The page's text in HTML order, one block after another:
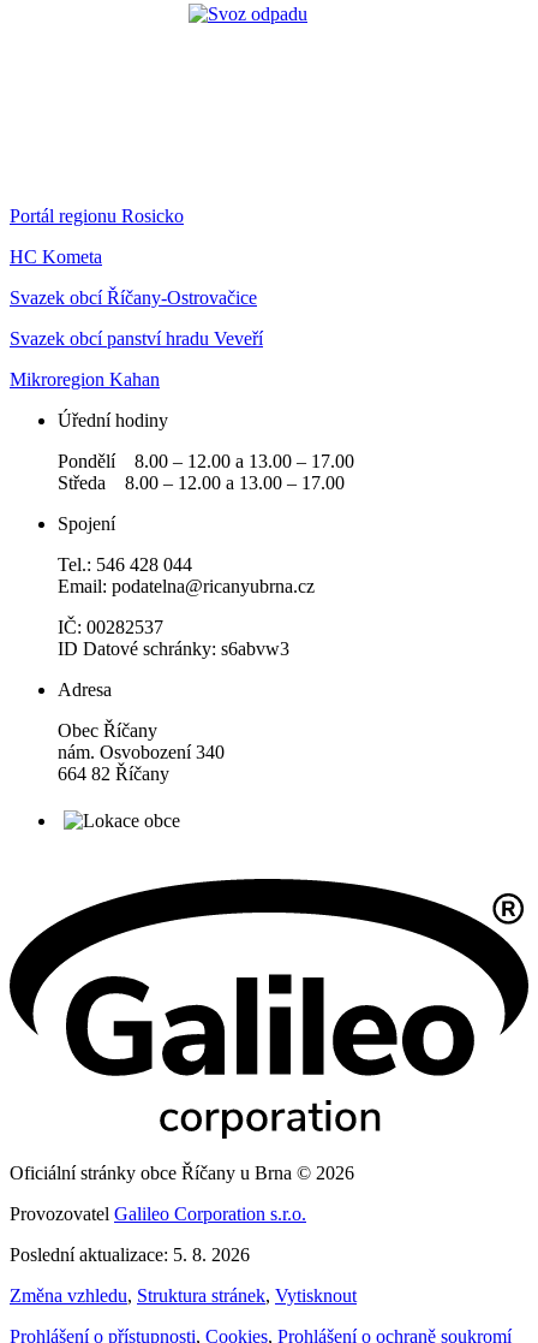
Portál regionu Rosicko
HC Kometa
Svazek obcí Říčany-Ostrovačice
Svazek obcí panství hradu Veveří
Mikroregion Kahan
Úřední hodiny
Pondělí 8.00 – 12.00 a 13.00 – 17.00
Středa 8.00 – 12.00 a 13.00 – 17.00
Spojení
Tel.: 546 428 044
Email: podatelna@ricanyubrna.cz
IČ: 00282537
ID Datové schránky: s6abvw3
Adresa
Obec Říčany
nám. Osvobození 340
664 82 Říčany
Oficiální stránky obce Říčany u Brna © 2026
Provozovatel Galileo Corporation s.r.o.
Poslední aktualizace: 5. 8. 2026
Změna vzhledu, Struktura stránek, Vytisknout
Prohlášení o přístupnosti, Cookies, Prohlášení o ochraně soukromí